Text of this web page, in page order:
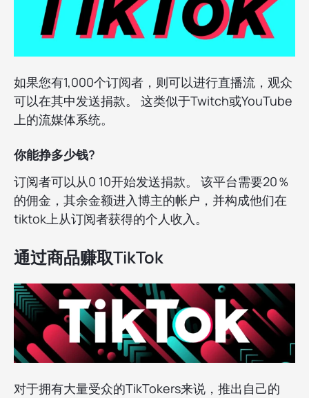
如果您有1,000个订阅者，则可以进行直播流，观众
可以在其中发送捐款。 这类似于Twitch或YouTube
上的流媒体系统。
你能挣多少钱?
订阅者可以从0 10开始发送捐款。 该平台需要20％
的佣金，其余金额进入博主的帐户，并构成他们在
tiktok上从订阅者获得的个人收入。
通过商品赚取TikTok
对于拥有大量受众的TikTokers来说，推出自己的